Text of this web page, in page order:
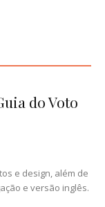
do Voto
e design, além de
e versão inglês.